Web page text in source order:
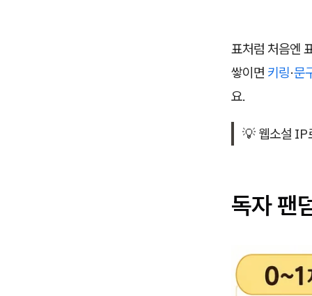
표처럼 처음엔
쌓이면 키링·문
요.
💡 웹소설 IP
독자 팬